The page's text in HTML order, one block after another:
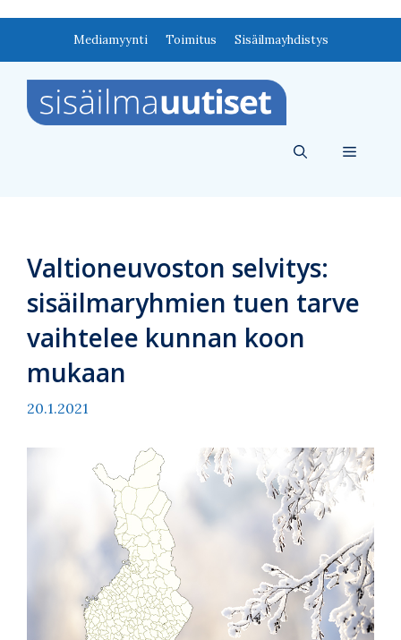
Mediamyynti Toimitus Sisäilmayhdistys
Valikko
Valtioneuvoston selvitys:
sisäilmaryhmien tuen tarve
vaihtelee kunnan koon
mukaan
20.1.2021